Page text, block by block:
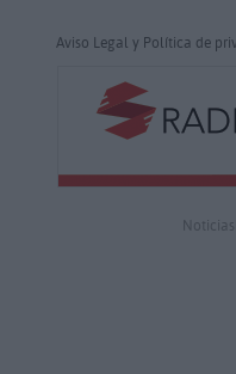
Aviso Legal y Política de